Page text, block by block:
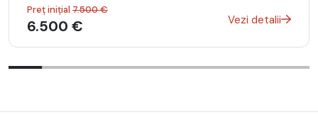
Preț inițial 7.500 €
6.500 € Vezi detalii